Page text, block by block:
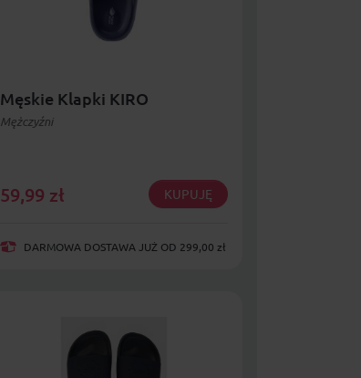
Męskie Klapki KIRO
Mężczyźni
59,99 zł KUPUJĘ
DARMOWA DOSTAWA JUŻ OD 299,00 zł